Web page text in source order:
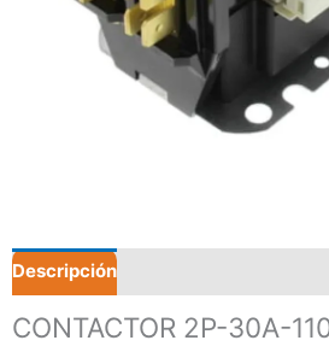
Descripción
CONTACTOR 2P-30A-